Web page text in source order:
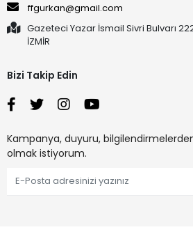
ffgurkan@gmail.com
Gazeteci Yazar İsmail Sivri Bulvarı
İZMİR
Bizi Takip Edin
Kampanya, duyuru,
olmak istiyorum.